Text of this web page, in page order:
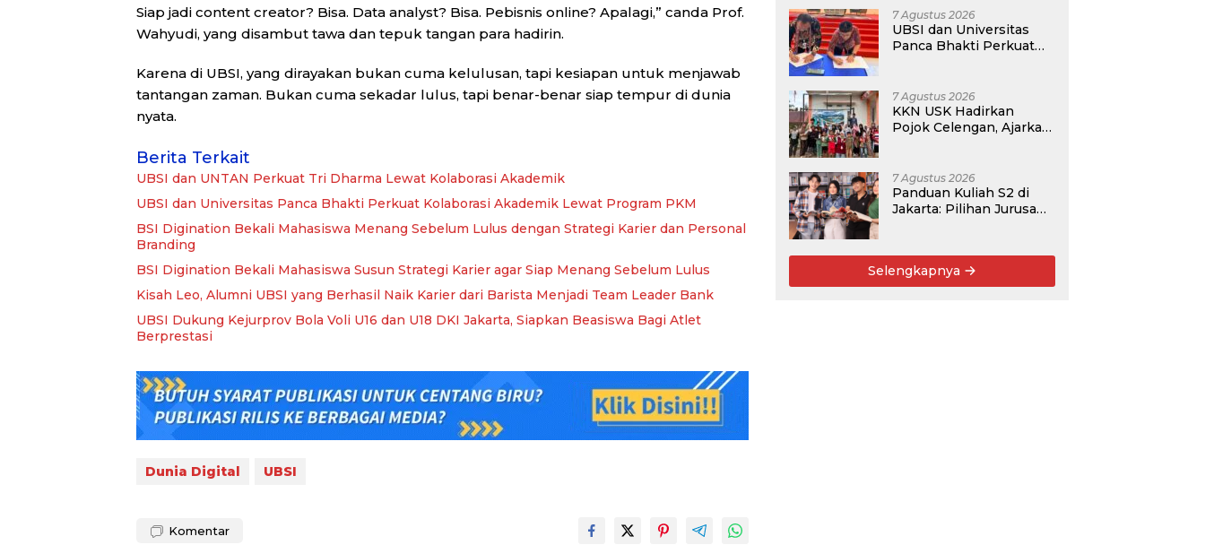
Siap jadi content creator? Bisa. Data analyst? Bisa. Pebisnis online? Apalagi,” canda Prof.
Wahyudi, yang disambut tawa dan tepuk tangan para hadirin.
Karena di UBSI, yang dirayakan bukan cuma kelulusan, tapi kesiapan untuk menjawab
tantangan zaman. Bukan cuma sekadar lulus, tapi benar-benar siap tempur di dunia
nyata.
Berita Terkait
UBSI dan UNTAN Perkuat Tri Dharma Lewat Kolaborasi Akademik
UBSI dan Universitas Panca Bhakti Perkuat Kolaborasi Akademik Lewat Program PKM
BSI Digination Bekali Mahasiswa Menang Sebelum Lulus dengan Strategi Karier dan Personal
Branding
BSI Digination Bekali Mahasiswa Susun Strategi Karier agar Siap Menang Sebelum Lulus
Kisah Leo, Alumni UBSI yang Berhasil Naik Karier dari Barista Menjadi Team Leader Bank
UBSI Dukung Kejurprov Bola Voli U16 dan U18 DKI Jakarta, Siapkan Beasiswa Bagi Atlet
Berprestasi
Dunia Digital UBSI
Komentar
7 Agustus 2026
UBSI dan Universitas
Panca Bhakti Perkuat
7 Agustus 2026
KKN USK Hadirkan
Pojok Celengan, Ajarkan
7 Agustus 2026
Panduan Kuliah S2 di
Jakarta: Pilihan Jurusan,
Selengkapnya